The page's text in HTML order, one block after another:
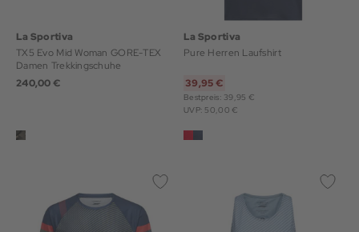
La Sportiva
TX5 Evo Mid Woman GORE-TEX
Damen Trekkingschuhe
240,00 €
La Sportiva
Pure Herren Laufshirt
39,95 €
Bestpreis: 39,95 €
UVP: 50,00 €